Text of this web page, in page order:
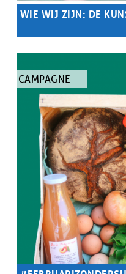
WIE WIJ ZIJN: DE
TYPE
ARTIKEL
CAMPAGNE